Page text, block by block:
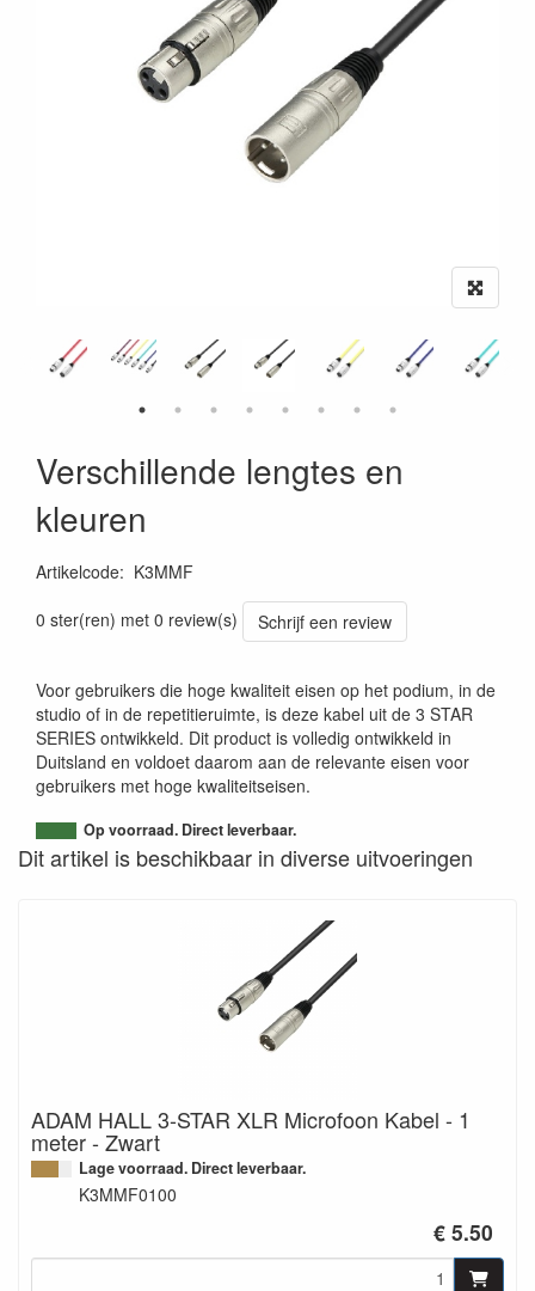
Verschillende lengtes en
kleuren
Artikelcode: K3MMF
0 ster(ren) met 0 review(s)
Schrijf een review
Voor gebruikers die hoge kwaliteit eisen op het podium, in de
studio of in de repetitieruimte, is deze kabel uit de 3 STAR
SERIES ontwikkeld. Dit product is volledig ontwikkeld in
Duitsland en voldoet daarom aan de relevante eisen voor
gebruikers met hoge kwaliteitseisen.
Op voorraad. Direct leverbaar.
Dit artikel is beschikbaar in diverse uitvoeringen
ADAM HALL 3-STAR XLR Microfoon Kabel - 1
meter - Zwart
Lage voorraad. Direct leverbaar.
K3MMF0100
€ 5.50